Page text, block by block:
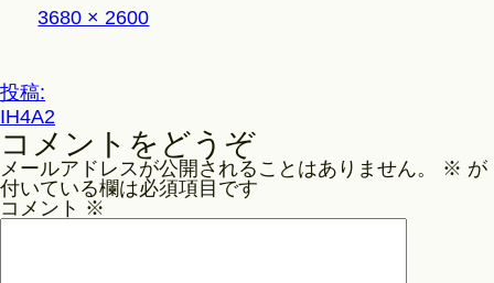
Philosophy
フ
ル
ズ
3680 × 2600
投
稿
ナ
ビ
ゲ
投稿:
IH4A2
コメントをどうぞ
メールアドレスが公開されることはありません。 ※ が
付いている欄は必須項目です
コメント ※